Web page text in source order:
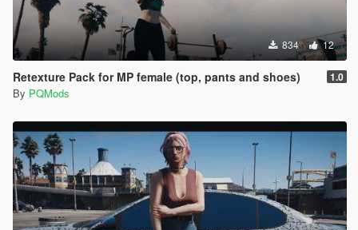
834 12
Retexture Pack for MP female (top, pants and shoes) 1.0
By PQMods